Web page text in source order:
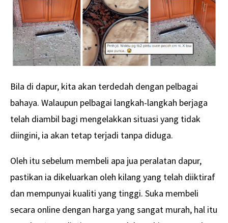
Bila di dapur, kita akan terdedah dengan pelbagai
bahaya. Walaupun pelbagai langkah-langkah berjaga
telah diambil bagi mengelakkan situasi yang tidak
diingini, ia akan tetap terjadi tanpa diduga.
Oleh itu sebelum membeli apa jua peralatan dapur,
pastikan ia dikeluarkan oleh kilang yang telah diiktiraf
dan mempunyai kualiti yang tinggi. Suka membeli
secara online dengan harga yang sangat murah, hal itu